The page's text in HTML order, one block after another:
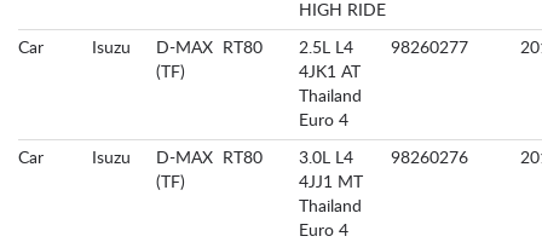
HIGH RIDE
Car Isuzu
D-MAX
(TF)
RT80
2.5L L4
4JK1 AT
Thailand
Euro 4
98260277
Car Isuzu
D-MAX
(TF)
RT80
3.0L L4
4JJ1 MT
Thailand
Euro 4
98260276